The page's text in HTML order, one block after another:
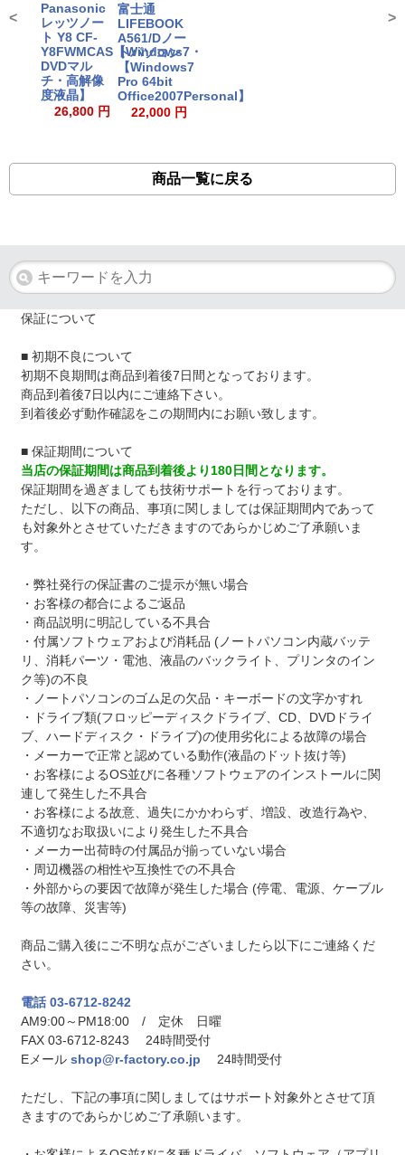
Panasonic
レッツノー
ト Y8 CF-
Y8FWMCAS【Windows7・
DVDマル
チ・高解像
度液晶】
26,800 円
富士通
LIFEBOOK
A561/Dノー
トパソコン
【Windows7
Pro 64bit
Office2007Personal】
22,000 円
< >
商品一覧に戻る
保証について
■ 初期不良について
初期不良期間は商品到着後7日間となっております。
商品到着後7日以内にご連絡下さい。
到着後必ず動作確認をこの期間内にお願い致します。
■ 保証期間について
当店の保証期間は商品到着後より180日間となります。
保証期間を過ぎましても技術サポートを行っております。
ただし、以下の商品、事項に関しましては保証期間内であって
も対象外とさせていただきますのであらかじめご了承願いま
す。
・弊社発行の保証書のご提示が無い場合
・お客様の都合によるご返品
・商品説明に明記している不具合
・付属ソフトウェアおよび消耗品 (ノートパソコン内蔵バッテ
リ、消耗パーツ・電池、液晶のバックライト、プリンタのイン
ク等)の不良
・ノートパソコンのゴム足の欠品・キーボードの文字かすれ
・ドライブ類(フロッピーディスクドライブ、CD、DVDドライ
ブ、ハードディスク・ドライブ)の使用劣化による故障の場合
・メーカーで正常と認めている動作(液晶のドット抜け等)
・お客様によるOS並びに各種ソフトウェアのインストールに関
連して発生した不具合
・お客様による故意、過失にかかわらず、増設、改造行為や、
不適切なお取扱いにより発生した不具合
・メーカー出荷時の付属品が揃っていない場合
・周辺機器の相性や互換性での不具合
・外部からの要因で故障が発生した場合 (停電、電源、ケーブル
等の故障、災害等)
商品ご購入後にご不明な点がございましたら以下にご連絡くだ
さい。
電話 03-6712-8242
AM9:00～PM18:00 / 定休 日曜
FAX 03-6712-8243 24時間受付
Eメール shop@r-factory.co.jp 24時間受付
ただし、下記の事項に関しましてはサポート対象外とさせて頂
きますのであらかじめご了承願います。